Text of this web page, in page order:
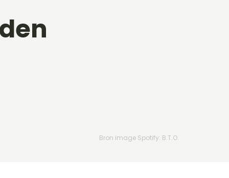
Bron image Spotify: B.T.O.